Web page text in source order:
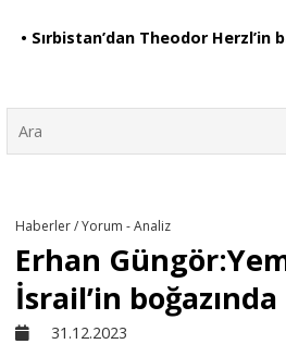
• Sırbistan’dan Theodor
Derkenar
Haberler / Yorum - Analiz
Erhan
İsrail’in boğazında
31.12.2023